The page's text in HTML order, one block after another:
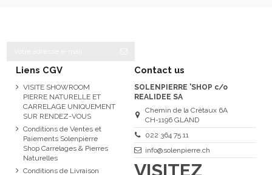
Liens CGV
VISITE SHOWROOM
PIERRE NATURELLE ET
CARRELAGE UNIQUEMENT
SUR RENDEZ-VOUS
Conditions de Ventes et
Paiements Solenpierre
Shop Carrelages & Pierres
Naturelles
Conditions de Livraison
Contact us
SOLENPIERRE 'SHOP c/o
REALIDEE SA
Chemin de la Crétaux 6A
CH-1196 GLAND
022 364 75 11
info@solenpierre.ch
VISITEZ